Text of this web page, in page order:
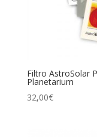
Filtro AstroSolar
Planetarium
32,00€